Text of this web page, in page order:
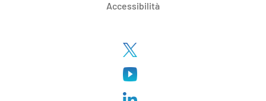
Accessibilità